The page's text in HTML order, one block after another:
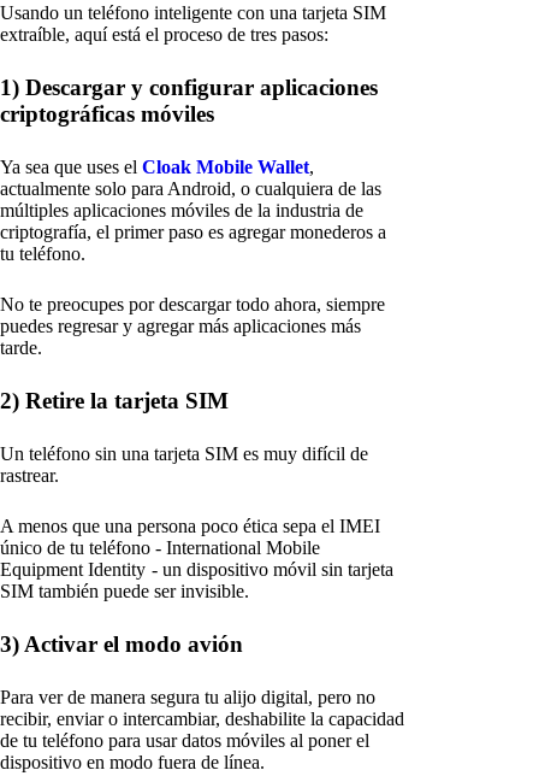
Usando un teléfono inteligente con una tarjeta SIM
extraíble, aquí está el proceso de tres pasos:
1) Descargar y configurar aplicaciones
criptográficas móviles
Ya sea que uses el Cloak Mobile Wallet,
actualmente solo para Android, o cualquiera de las
múltiples aplicaciones móviles de la industria de
criptografía, el primer paso es agregar monederos a
tu teléfono.
No te preocupes por descargar todo ahora, siempre
puedes regresar y agregar más aplicaciones más
tarde.
2) Retire la tarjeta SIM
Un teléfono sin una tarjeta SIM es muy difícil de
rastrear.
A menos que una persona poco ética sepa el IMEI
único de tu teléfono - International Mobile
Equipment Identity - un dispositivo móvil sin tarjeta
SIM también puede ser invisible.
3) Activar el modo avión
Para ver de manera segura tu alijo digital, pero no
recibir, enviar o intercambiar, deshabilite la capacidad
de tu teléfono para usar datos móviles al poner el
dispositivo en modo fuera de línea.